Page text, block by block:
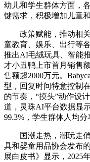
幼儿和学生群体方面，
键需求，积极增加儿童
政策赋能，推动相关
童教育、娱乐、出行等
推出AI毛绒玩具、智能
才小丑鸭上市首月销售
售额超2000万元。
型，回复时间特意控制
的节奏，“摸头”动作设
道，灵珠AI平台数据显
99.3%，学生群体人均分
国潮走热，潮玩走俏
具和婴童用品协会发布
展白皮书》显示，2025